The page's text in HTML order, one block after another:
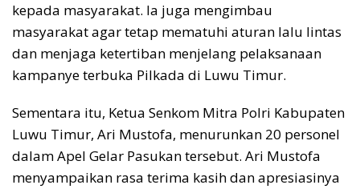
kepada masyarakat. Ia juga mengimbau
masyarakat agar tetap mematuhi aturan lalu lintas
dan menjaga ketertiban menjelang pelaksanaan
kampanye terbuka Pilkada di Luwu Timur.
Sementara itu, Ketua Senkom Mitra Polri Kabupaten
Luwu Timur, Ari Mustofa, menurunkan 20 personel
dalam Apel Gelar Pasukan tersebut. Ari Mustofa
menyampaikan rasa terima kasih dan apresiasinya